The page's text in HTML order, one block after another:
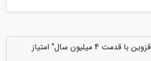
به "غار قلعه کرد در قزوین با قدمت 4 میلیون سال" امتیاز